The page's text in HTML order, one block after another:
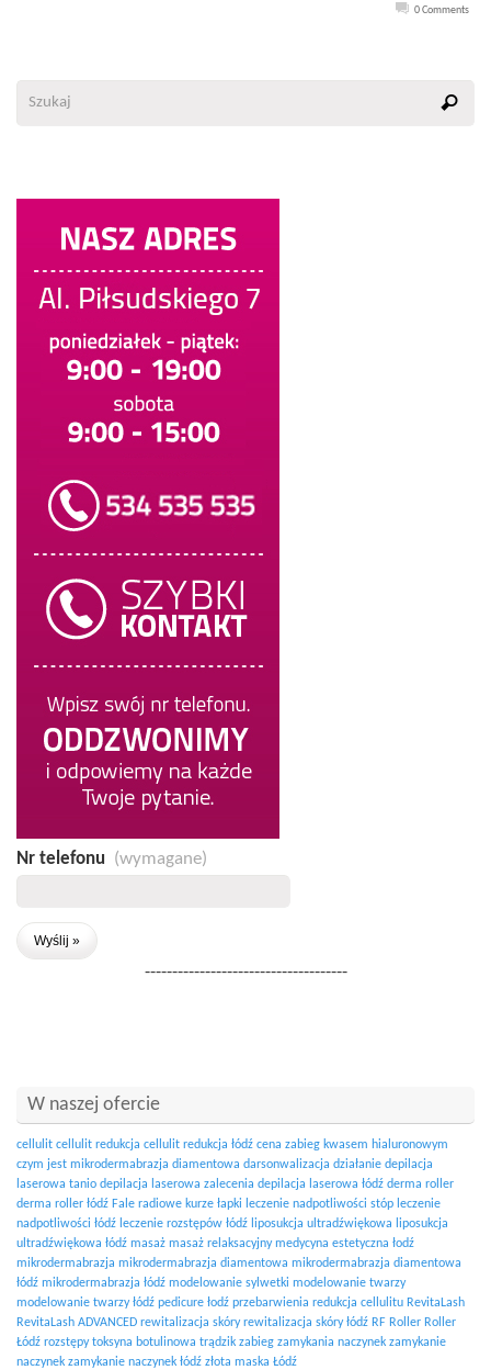
0 Comments
Nr telefonu (wymagane)
-------------------------------------
W naszej ofercie
cellulit cellulit redukcja cellulit redukcja łódź cena zabieg kwasem hialuronowym
czym jest mikrodermabrazja diamentowa darsonwalizacja działanie depilacja
laserowa tanio depilacja laserowa zalecenia depilacja laserowa łódź derma roller
derma roller łódź Fale radiowe kurze łapki leczenie nadpotliwości stóp leczenie
nadpotliwości łódź leczenie rozstępów łódź liposukcja ultradźwiękowa liposukcja
ultradźwiękowa łódź masaż masaż relaksacyjny medycyna estetyczna łodź
mikrodermabrazja mikrodermabrazja diamentowa mikrodermabrazja diamentowa
łódź mikrodermabrazja łódź modelowanie sylwetki modelowanie twarzy
modelowanie twarzy łódź pedicure łodź przebarwienia redukcja cellulitu RevitaLash
RevitaLash ADVANCED rewitalizacja skóry rewitalizacja skóry łódź RF Roller Roller
Łódź rozstępy toksyna botulinowa trądzik zabieg zamykania naczynek zamykanie
naczynek zamykanie naczynek łódź złota maska Łódź